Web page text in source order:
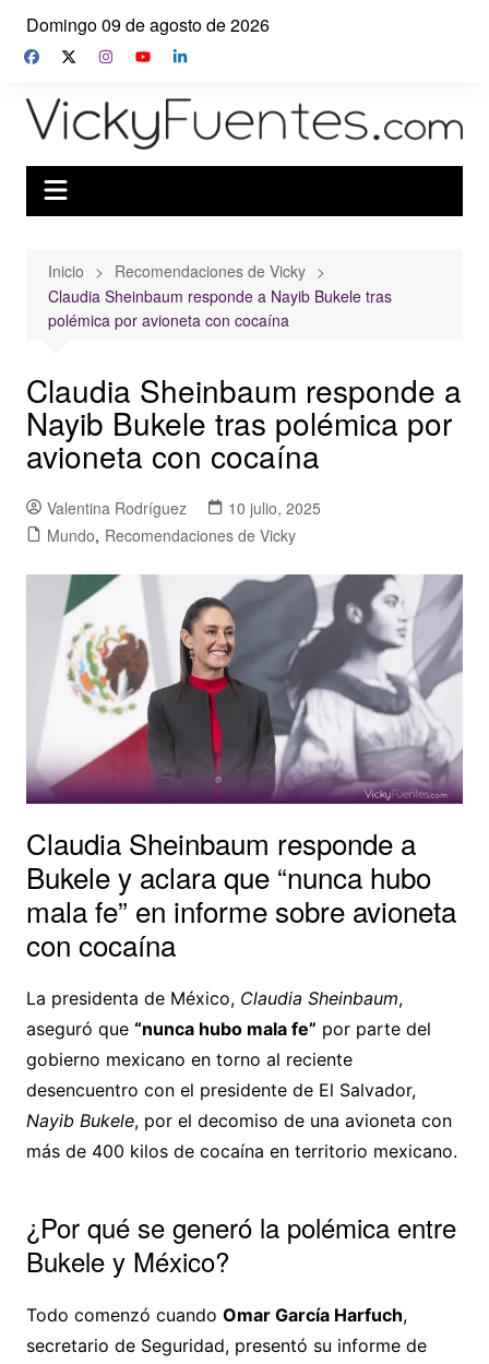
Saltar
contenido
Domingo 09 de agosto de 2026
Inicio
Recomendaciones de Vicky
Claudia Sheinbaum responde a Nayib Bukele tras
polémica por avioneta con cocaína
Claudia Sheinbaum responde a
Nayib Bukele tras polémica por
avioneta con cocaína
Valentina Rodríguez
10 julio, 2025
Mundo, Recomendaciones de Vicky
Claudia Sheinbaum responde a
Bukele y aclara que “nunca hubo
mala fe” en informe sobre avioneta
con cocaína
La presidenta de México, Claudia Sheinbaum,
aseguró que “nunca hubo mala fe” por parte del
gobierno mexicano en torno al reciente
desencuentro con el presidente de El Salvador,
Nayib Bukele, por el decomiso de una avioneta con
más de 400 kilos de cocaína en territorio mexicano.
¿Por qué se generó la polémica entre
Bukele y México?
Todo comenzó cuando Omar García Harfuch,
secretario de Seguridad, presentó su informe de